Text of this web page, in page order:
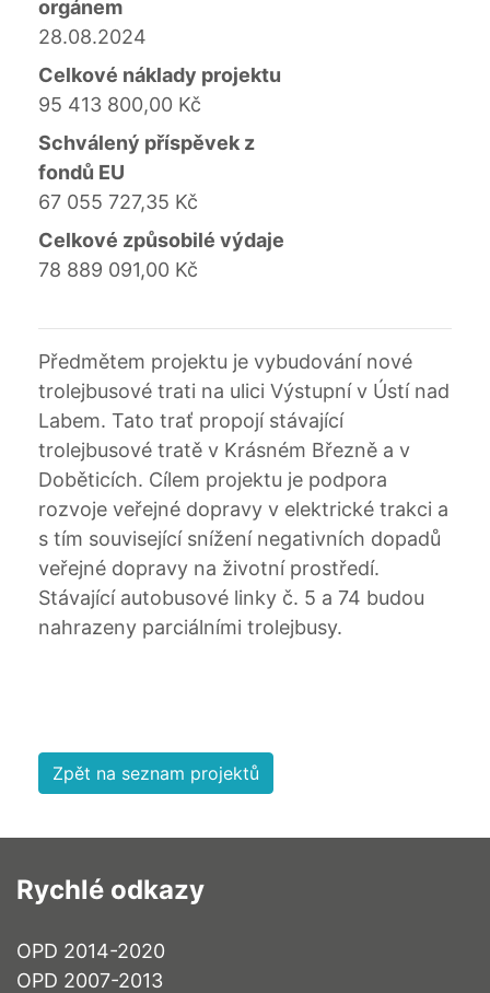
orgánem
28.08.2024
Celkové náklady projektu
95 413 800,00 Kč
Schválený příspěvek z
fondů EU
67 055 727,35 Kč
Celkové způsobilé výdaje
78 889 091,00 Kč
Předmětem projektu je vybudování nové
trolejbusové trati na ulici Výstupní v Ústí nad
Labem. Tato trať propojí stávající
trolejbusové tratě v Krásném Březně a v
Doběticích. Cílem projektu je podpora
rozvoje veřejné dopravy v elektrické trakci a
s tím související snížení negativních dopadů
veřejné dopravy na životní prostředí.
Stávající autobusové linky č. 5 a 74 budou
nahrazeny parciálními trolejbusy.
Zpět na seznam projektů
Rychlé odkazy
OPD 2014-2020
OPD 2007-2013